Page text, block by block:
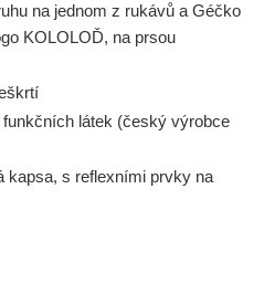
na jednom z rukávů a Géčko
KOLOLOĎ, na prsou
látek (český výrobce
kapsa, s reflexními prvky na